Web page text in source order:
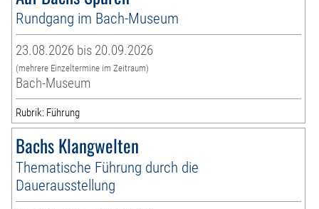
Rundgang im Bach-Museum
23.08.2026 bis 20.09.2026
(mehrere Einzeltermine im Zeitraum)
Bach-Museum
Rubrik: Führung
Bachs Klangwelten
Thematische Führung durch die
Dauerausstellung